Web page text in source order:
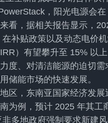
，阳光电源会在
看，据相关报告显示，
在补贴政策以及动态电价
）有望攀升至 15% 以
度、对清洁能源的迫切
储能市场的快速发展。
区，东南亚国家经济发
为例，预计 2025 年其
多地政府强制要求新建